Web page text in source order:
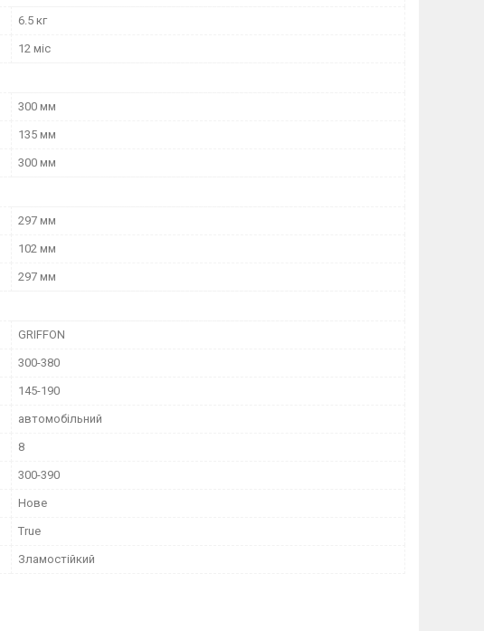
6.5 кг
12 міс
300 мм
135 мм
300 мм
297 мм
102 мм
297 мм
GRIFFON
300-380
145-190
автомобільний
8
300-390
Нове
True
Зламостійкий